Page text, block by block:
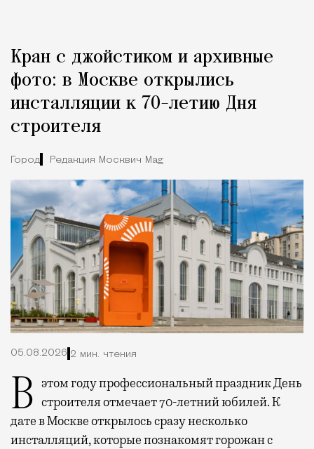
Кран с джойстиком и архивные
фото: в Москве открылись
инсталляции к 70-летию Дня
строителя
Город Редакция Москвич Mag
05.08.2026 2 мин. чтения
В этом году профессиональный праздник День строителя отмечает 70-летний юбилей. К
дате в Москве открылось сразу несколько
инсталляций, которые познакомят горожан с